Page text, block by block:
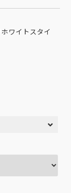
ホワイトスタイ